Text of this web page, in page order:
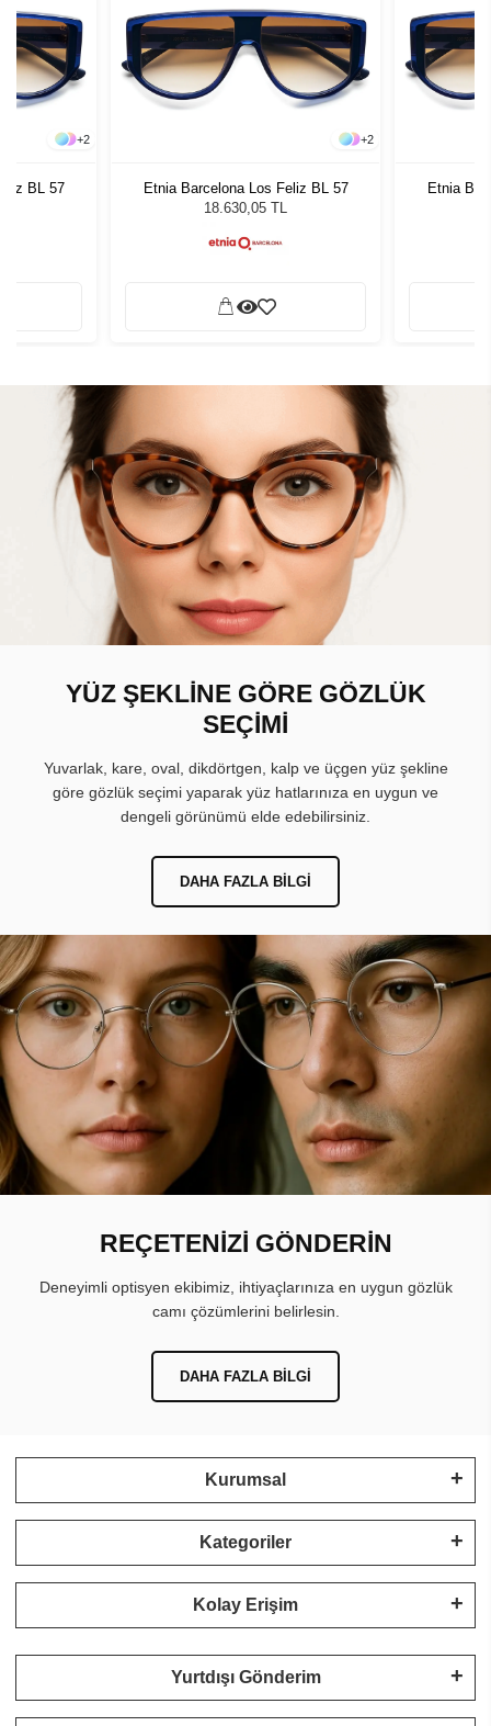
+2
BL 57
+2
Etnia Barcelona Los Feliz BL 57
18.630,05 TL
Etnia
YÜZ ŞEKLİNE GÖRE GÖZLÜK
SEÇİMİ
Yuvarlak, kare, oval, dikdörtgen, kalp ve üçgen yüz şekline
göre gözlük seçimi yaparak yüz hatlarınıza en uygun ve
dengeli görünümü elde edebilirsiniz.
DAHA FAZLA BILGI
REÇETENİZİ GÖNDERİN
Deneyimli optisyen ekibimiz, ihtiyaçlarınıza en uygun gözlük
camı çözümlerini belirlesin.
DAHA FAZLA BILGI
Kurumsal
Kategoriler
Kolay Erişim
Yurtdışı Gönderim